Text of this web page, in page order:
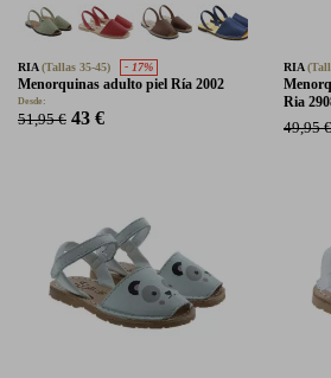
RIA(Tallas 35-45) - 17%
Menorquinas adulto piel Ría 2002
Desde:
51,95 € 43 €
RIA
Ria
49,95 €